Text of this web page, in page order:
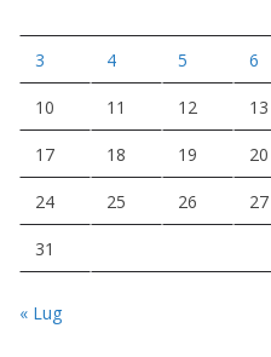
3 4 5 6
10 11 12 13
17 18 19 20
24 25 26 27
31
« Lug